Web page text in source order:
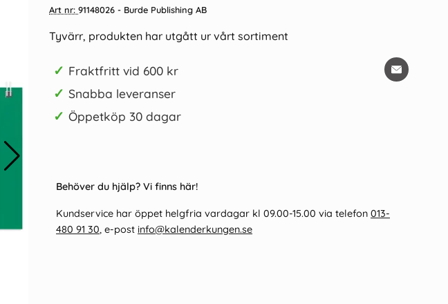
35 kr/st 89 kr/st
Art nr: 91148026 - Burde Publishing AB
Tyvärr, produkten har utgått ur vårt sortiment
✓ Fraktfritt vid 600 kr
✓ Snabba leveranser
✓ Öppetköp 30 dagar
Behöver du hjälp? Vi finns här!
Kundservice har öppet helgfria vardagar kl 09.00-15.00 via telefon 013-
480 91 30, e-post info@kalenderkungen.se